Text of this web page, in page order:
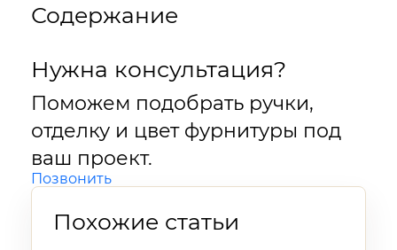
Содержание
Нужна консультация?
Поможем подобрать ручки,
отделку и цвет фурнитуры под
ваш проект.
Позвонить
Похожие статьи